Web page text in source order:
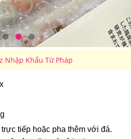
Nhập Khẩu Từ Pháp
tiếp hoặc pha thêm với đá.